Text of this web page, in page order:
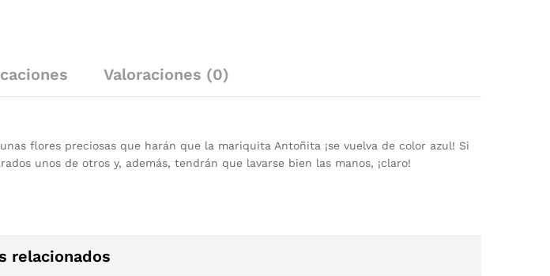
Valoraciones (0)
flores preciosas que harán que la mariquita Antoñita ¡se vuelva de color azul! Si
unos de otros y, además, tendrán que lavarse bien las manos, ¡claro!
relacionados